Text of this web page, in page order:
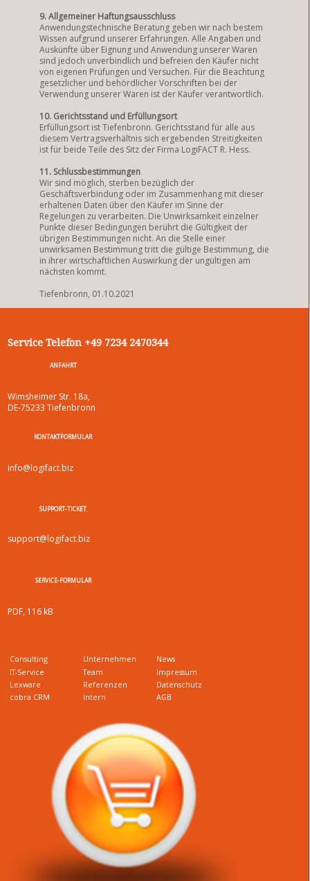
9. Allgemeiner Haftungsausschluss
Anwendungstechnische Beratung geben wir nach bestem
Wissen aufgrund unserer Erfahrungen. Alle Angaben und
Auskünfte über Eignung und Anwendung unserer Waren
sind jedoch unverbindlich und befreien den Käufer nicht
von eigenen Prüfungen und Versuchen. Für die Beachtung
gesetzlicher und behördlicher Vorschriften bei der
Verwendung unserer Waren ist der Käufer verantwortlich.
10. Gerichtsstand und Erfüllungsort
Erfüllungsort ist Tiefenbronn. Gerichtsstand für alle aus
diesem Vertragsverhältnis sich ergebenden Streitigkeiten
ist für beide Teile des Sitz der Firma LogiFACT R. Hess.
11. Schlussbestimmungen
Wir sind möglich, sterben bezüglich der
Geschäftsverbindung oder im Zusammenhang mit dieser
erhaltenen Daten über den Käufer im Sinne der
Regelungen zu verarbeiten. Die Unwirksamkeit einzelner
Punkte dieser Bedingungen berührt die Gültigkeit der
übrigen Bestimmungen nicht. An die Stelle einer
unwirksamen Bestimmung tritt die gültige Bestimmung, die
in ihrer wirtschaftlichen Auswirkung der ungültigen am
nächsten kommt.
Tiefenbronn, 01.10.2021
Service Telefon +49 7234 2470344
ANFAHRT
Wimsheimer Str. 18a,
DE-75233 Tiefenbronn
KONTAKTFORMULAR
info@logifact.biz
SUPPORT-TICKET
support@logifact.biz
SERVICE-FORMULAR
PDF, 116 kB
Consulting Unternehmen
News
IT-Service
Team
Impressum
Lexware
Referenzen
Datenschutz
cobra CRM
Intern AGB